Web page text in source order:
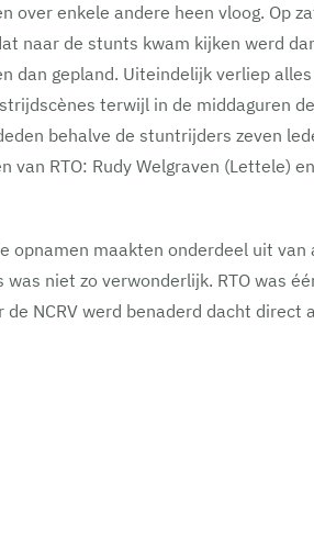
enkele andere heen vloog. Op
naar de stunts kwam kijken werd
dan gepland. Uiteindelijk verliep
terwijl in de middaguren
behalve de stuntrijders zeven
RTO: Rudy Welgraven (Lettele)
opnamen maakten onderdeel uit van
niet zo verwonderlijk. RTO was
NCRV werd benaderd dacht direct